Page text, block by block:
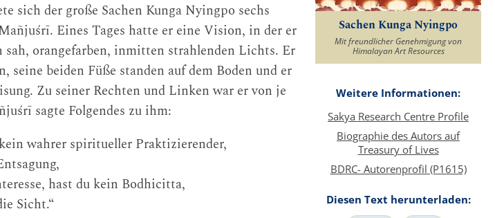
sich der große Sachen Kunga Nyingpo sechs
Eines Tages hatte er eine Vision, in der er
orangefarben, inmitten strahlenden Lichts. Er
seine beiden Füße standen auf dem Boden und er
Zu seiner Rechten und Linken war er von je
sagte Folgendes zu ihm:
wahrer spiritueller Praktizierender,
hast du kein Bodhicitta,
Sicht.“
Sachen Kunga Nyingpo
Mit freundlicher Genehmigung von
Himalayan Art Resources
Weitere Informationen:
Sakya Research Centre Profile
Biographie des Autors auf
Treasury of Lives
BDRC- Autorenprofil (P1615)
Diesen Text herunterladen: